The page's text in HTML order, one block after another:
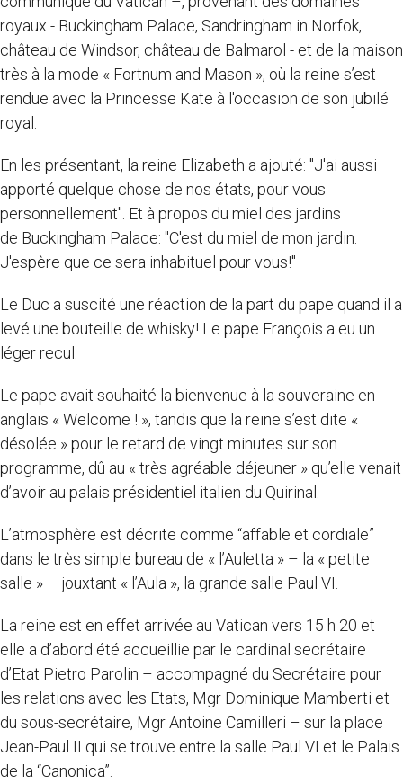
royaux - Buckingham Palace, Sandringham in Norfok,
château de Windsor, château de Balmarol - et de la maison
très à la mode « Fortnum and Mason », où la reine s’est
rendue avec la Princesse Kate à l'occasion de son jubilé
royal.
En les présentant, la reine Elizabeth a ajouté: "J'ai aussi
apporté quelque chose de nos états, pour vous
personnellement". Et à propos du miel des jardins
de Buckingham Palace: "C'est du miel de mon jardin.
J'espère que ce sera inhabituel pour vous!"
Le Duc a suscité une réaction de la part du pape quand il a
levé une bouteille de whisky! Le pape François a eu un
léger recul.
Le pape avait souhaité la bienvenue à la souveraine en
anglais « Welcome ! », tandis que la reine s’est dite «
désolée » pour le retard de vingt minutes sur son
programme, dû au « très agréable déjeuner » qu’elle venait
d’avoir au palais présidentiel italien du Quirinal.
L’atmosphère est décrite comme “affable et cordiale”
dans le très simple bureau de « l’Auletta » – la « petite
salle » – jouxtant « l’Aula », la grande salle Paul VI.
La reine est en effet arrivée au Vatican vers 15 h 20 et
elle a d’abord été accueillie par le cardinal secrétaire
d’Etat Pietro Parolin – accompagné du Secrétaire pour
les relations avec les Etats, Mgr Dominique Mamberti et
du sous-secrétaire, Mgr Antoine Camilleri – sur la place
Jean-Paul II qui se trouve entre la salle Paul VI et le Palais
de la “Canonica”.